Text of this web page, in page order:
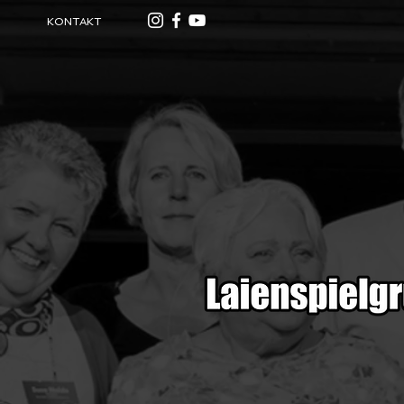
KONTAKT